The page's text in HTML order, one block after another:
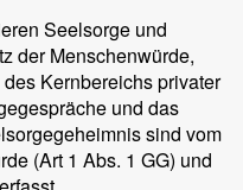
Seelsorge und
der Menschenwürde,
Kernbereichs privater
und das
sind vom
(Art 1 Abs. 1 GG) und